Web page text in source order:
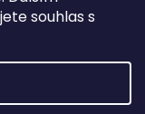
souhlas s